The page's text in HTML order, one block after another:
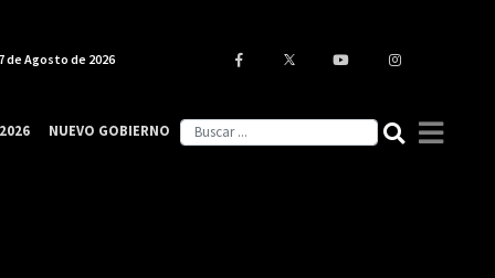
de Agosto de 2026
NUEVO GOBIERNO